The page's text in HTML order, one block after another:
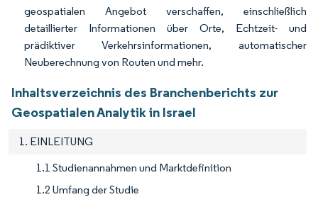
geospatialen Angebot verschaffen, einschließlich
detaillierter Informationen über Orte, Echtzeit- und
prädiktiver Verkehrsinformationen, automatischer
Neuberechnung von Routen und mehr.
Inhaltsverzeichnis des Branchenberichts zur
Geospatialen Analytik in Israel
1. EINLEITUNG
1.1 Studienannahmen und Marktdefinition
1.2 Umfang der Studie